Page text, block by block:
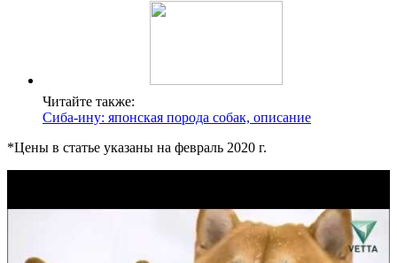
Читайте также:
Сиба-ину: японская порода собак, описание
*Цены в статье указаны на февраль 2020 г.